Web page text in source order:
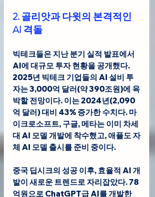
2. 골리앗과 다윗의 본격적인
AI 격돌
빅테크들은 지난 분기 실적 발표에서
AI에 대규모 투자 현황을 공개했다.
2025년 빅테크 기업들의 AI 설비 투
자는 3,000억 달러(약 390조원)에 육
박할 전망이다. 이는 2024년(2,090
억 달러) 대비 43% 증가한 수치다. 마
이크로소프트, 구글, 메타는 이미 차세
대 AI 모델 개발에 착수했고, 애플도 자
체 AI 모델 출시를 준비 중이다.
중국 딥시크의 성공 이후, 효율적 AI 개
발이 새로운 트렌드로 자리잡았다. 78
억원으로 ChatGPT급 AI를 개발한